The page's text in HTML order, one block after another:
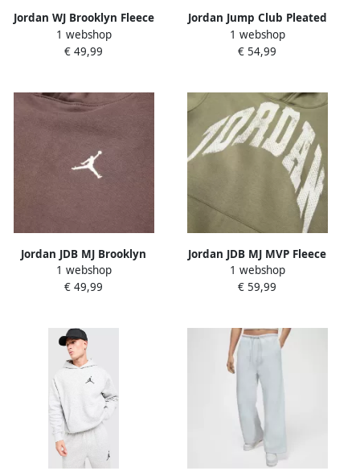
Jordan WJ Brooklyn Fleece
Hoodie Unisex Hoodies &
Sweaters lichtroze Maat
1 webshop
€ 49,99
Jordan Jump Club Pleated
Fleece Pants Unisex
Trainingsbroeken zwart
1 webshop
€ 54,99
Jordan JDB MJ Brooklyn
Fleece Hoodie Unisex
Hoodies & Sweaters bruin
1 webshop
€ 49,99
Jordan JDB MJ MVP Fleece
Hoodie Unisex Hoodies &
Sweaters groen Maat 128-
1 webshop
€ 59,99